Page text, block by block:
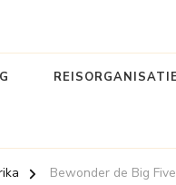
Bewonder de Big